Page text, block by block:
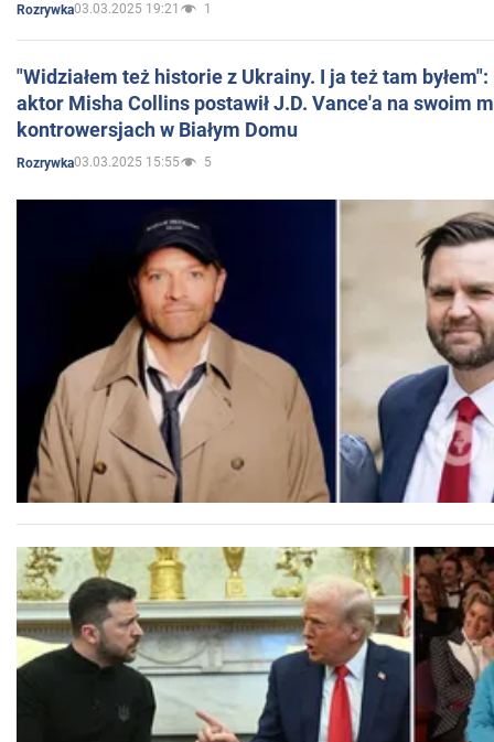
Rozrywka03.03.2025 19:21 1
"Widziałem też historie z Ukrainy. I ja też tam
aktor Misha Collins postawił J.D. Vance'a na swoim
kontrowersjach w Białym Domu
Rozrywka03.03.2025 15:55 5